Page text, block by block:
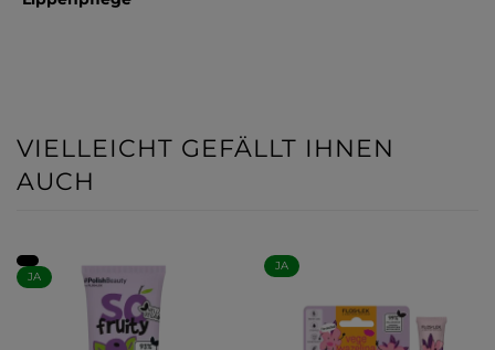
VIELLEICHT GEFÄLLT IHNEN
AUCH
JA
JA